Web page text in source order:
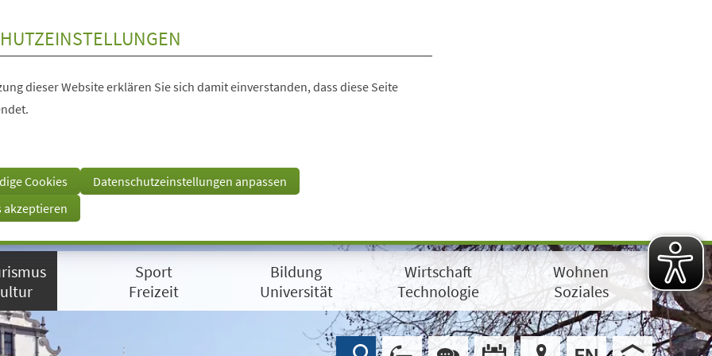
dieser Website erklären Sie sich damit einverstanden, dass diese Seite
Cookies
Datenschutzeinstellungen anpassen
akzeptieren
Sport
Freizeit
Bildung
Universität
Wirtschaft
Technologie
Wohnen
Soziales